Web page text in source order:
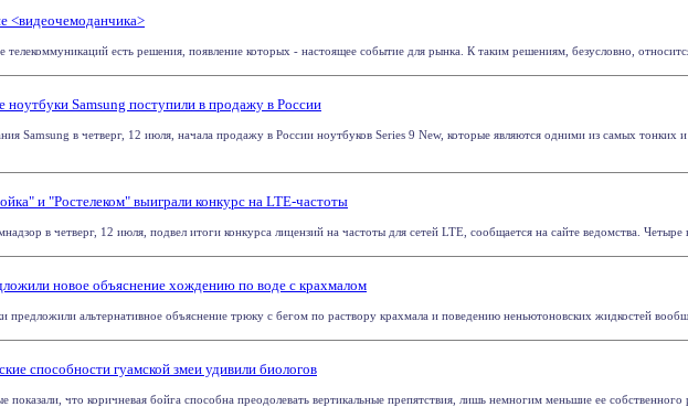
<видеочемоданчика>
телекоммуникаций есть решения, появление которых - настоящее событие для рынка. К таким решениям, безусловно,
ноутбуки Samsung поступили в продажу в России
Samsung в четверг, 12 июля, начала продажу в России ноутбуков Series 9 New, которые являются одними из самых тонких и
и "Ростелеком" выиграли конкурс на LTE-частоты
в четверг, 12 июля, подвел итоги конкурса лицензий на частоты для сетей LTE, сообщается на сайте ведомства. Четыре
новое объяснение хождению по воде с крахмалом
предложили альтернативное объяснение трюку с бегом по раствору крахмала и поведению неньютоновских жидкостей
способности гуамской змеи удивили биологов
показали, что коричневая бойга способна преодолевать вертикальные препятствия, лишь немногим меньшие ее собственного